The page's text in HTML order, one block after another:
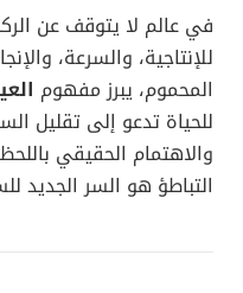
في عالم لا يتوقف عن
للإنتاجية، والسرعة،
المحموم، يبرز مفهوم
للحياة تدعو إلى تقليل
والاهتمام الحقيقي
التباطؤ هو السر